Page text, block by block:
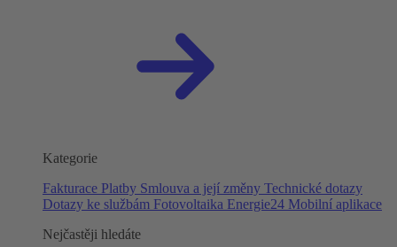
Kategorie
Fakturace Platby Smlouva a její změny Technické dotazy
Dotazy ke službám Fotovoltaika Energie24 Mobilní aplikace
Nejčastěji hledáte